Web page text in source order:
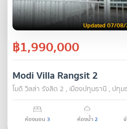
Updated 07/
฿1,990,000
Modi Villa Rangsit 2
โมดิ วิลล่า รังสิต 2 , เมืองปทุมธานี , ปทุม
ห้องนอน 3 ห้องน้ำ2